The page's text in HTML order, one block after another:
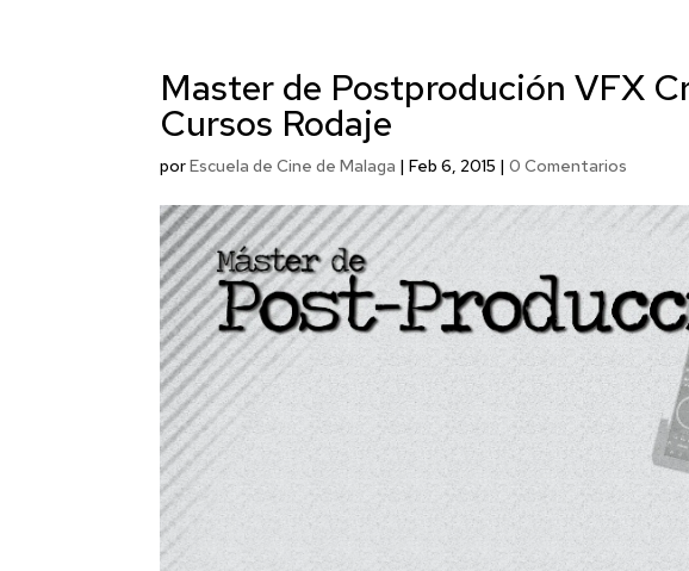
Master de Postprodución VFX
Cursos Rodaje
porEscuela de Cine de Malaga |Feb 6, 2015 |0 Comentarios